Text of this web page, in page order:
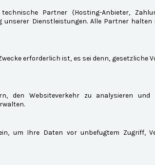
Partner (Hosting-Anbieter,
unserer Dienstleistungen. Alle Partner halten
erforderlich ist, es sei denn, gesetzliche
den Websiteverkehr zu analysieren
um Ihre Daten vor unbefugtem Zugriff,